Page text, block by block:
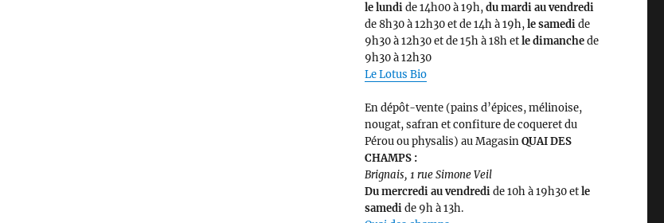
le lundide 14h00 à 19h,du mardi au vendredi
de 8h30 à 12h30 et de 14h à 19h,le samedide
9h30 à 12h30 et de 15h à 18h etle dimanchede
9h30 à 12h30
Le Lotus Bio
En dépôt-vente (pains d’épices, mélinoise,
nougat, safran et confiture de coqueret du
Pérou ou physalis) au MagasinQUAI DES
CHAMPS :
Brignais, 1 rue Simone Veil
Du mercredi au vendredide 10h à 19h30 etle
samedide 9h à 13h.